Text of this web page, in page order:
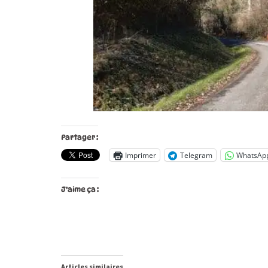
Partager :
Imprimer Telegram
J’aime ça :